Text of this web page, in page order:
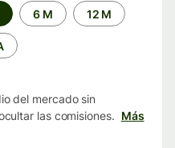
6 M 12 M
del mercado sin
las comisiones. Más